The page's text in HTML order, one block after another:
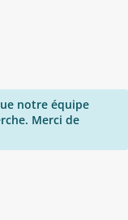
notre équipe
Merci de